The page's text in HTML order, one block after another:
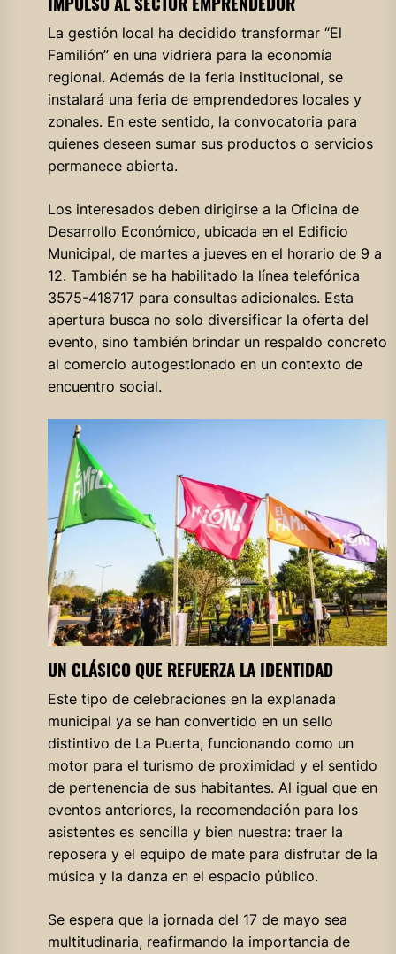
La gestión local ha decidido transformar “El
Familión” en una vidriera para la economía
regional. Además de la feria institucional, se
instalará una feria de emprendedores locales y
zonales. En este sentido, la convocatoria para
quienes deseen sumar sus productos o servicios
permanece abierta.
Los interesados deben dirigirse a la Oficina de
Desarrollo Económico, ubicada en el Edificio
Municipal, de martes a jueves en el horario de 9 a
12. También se ha habilitado la línea telefónica
3575-418717 para consultas adicionales. Esta
apertura busca no solo diversificar la oferta del
evento, sino también brindar un respaldo concreto
al comercio autogestionado en un contexto de
encuentro social.
UN CLÁSICO QUE REFUERZA LA IDENTIDAD
Este tipo de celebraciones en la explanada
municipal ya se han convertido en un sello
distintivo de La Puerta, funcionando como un
motor para el turismo de proximidad y el sentido
de pertenencia de sus habitantes. Al igual que en
eventos anteriores, la recomendación para los
asistentes es sencilla y bien nuestra: traer la
reposera y el equipo de mate para disfrutar de la
música y la danza en el espacio público.
Se espera que la jornada del 17 de mayo sea
multitudinaria, reafirmando la importancia de